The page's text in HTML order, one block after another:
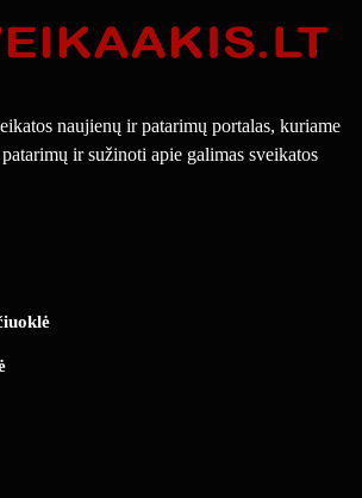
naujienų ir patarimų portalas, kuriame
ir sužinoti apie galimas sveikatos